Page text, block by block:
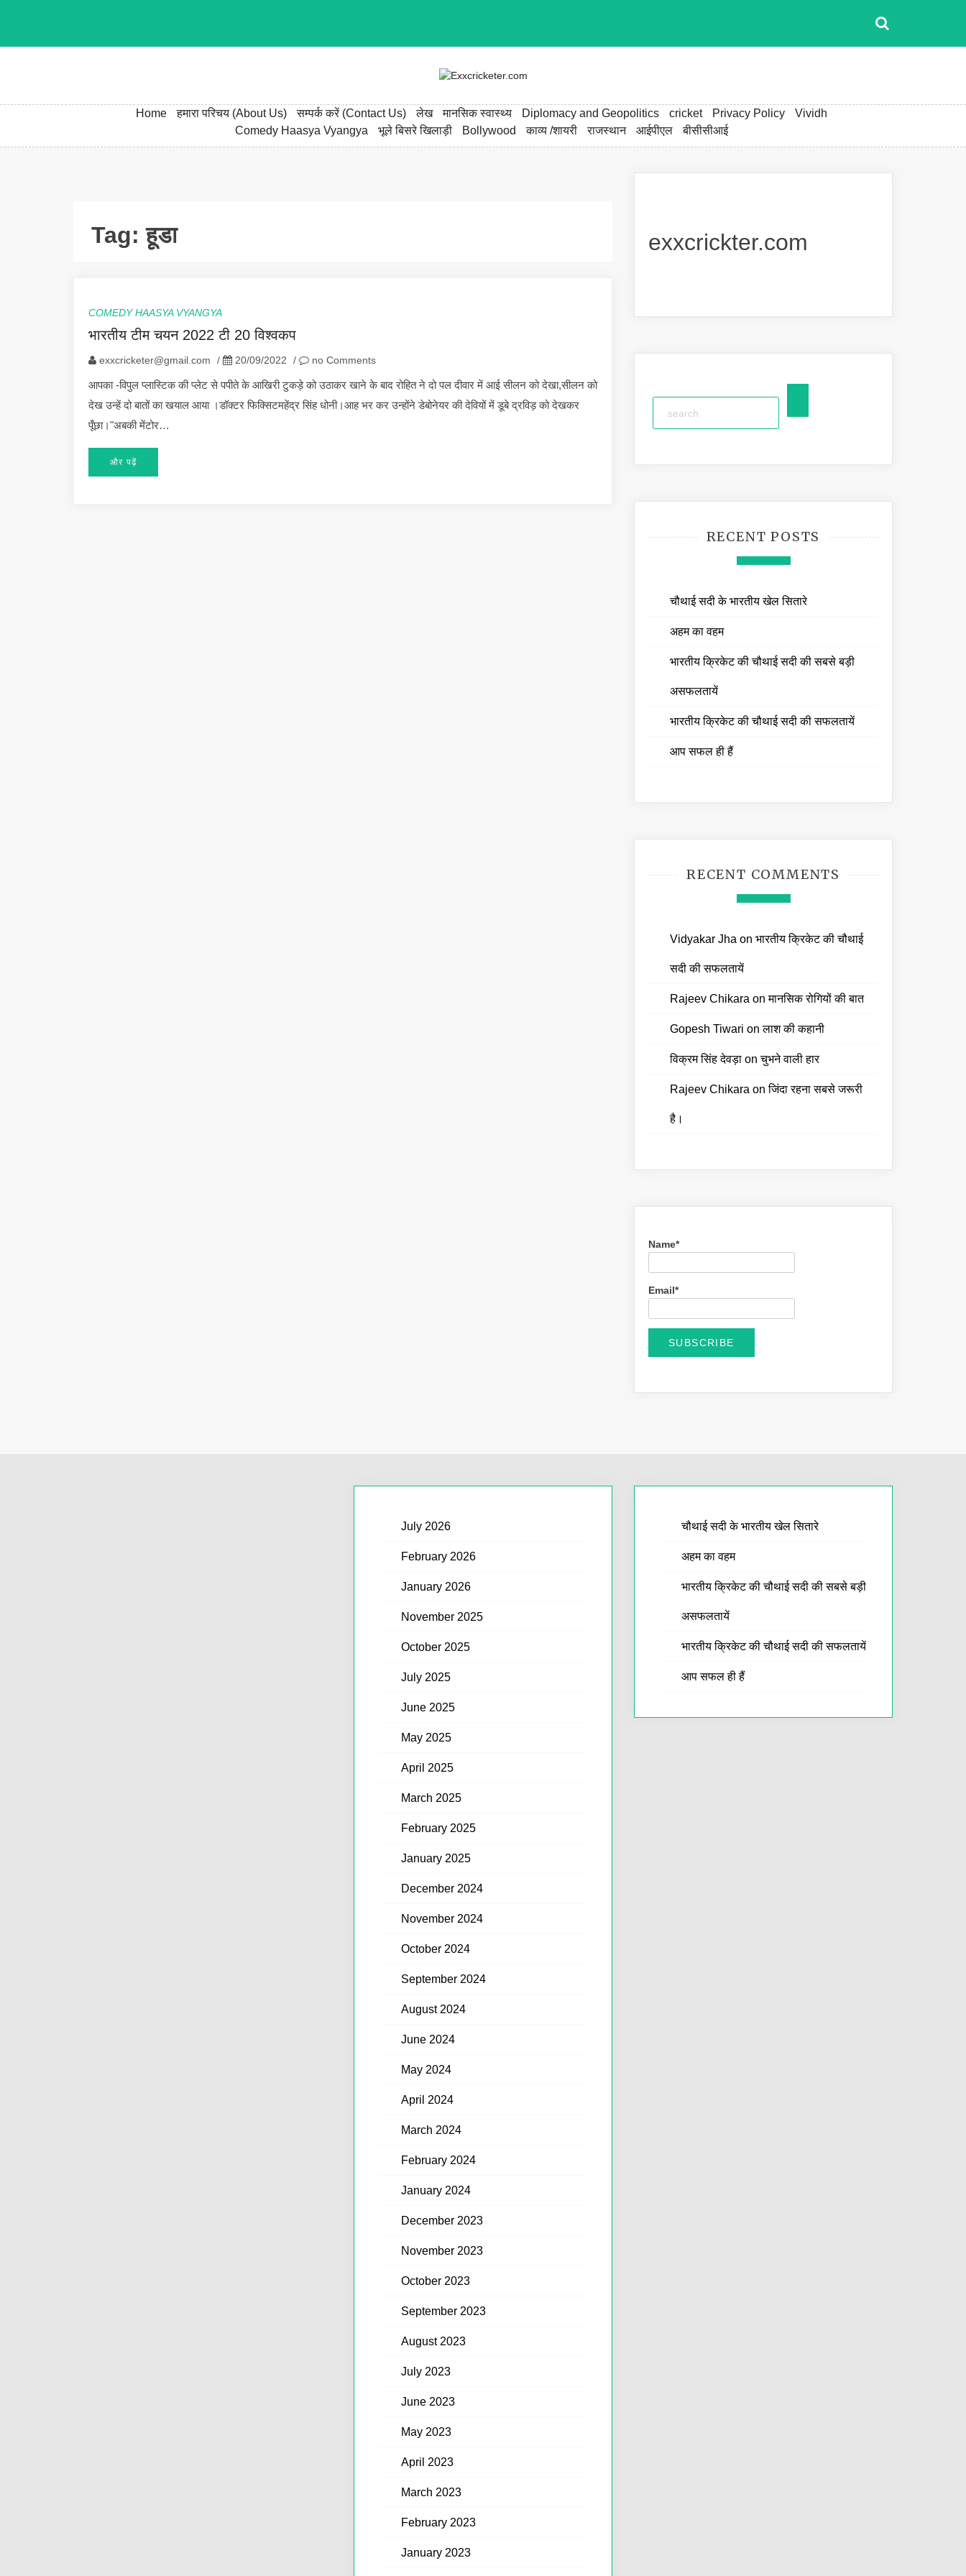
Home हमारा परिचय (About Us) सम्पर्क करें (Contact Us) लेख मानसिक स्वास्थ्य Diplomacy and Geopolitics cricket Privacy Policy
Vividh
Comedy Haasya Vyangya
भूले बिसरे खिलाड़ी Bollywood काव्य /शायरी राजस्थान आईपीएल बीसीसीआई
Tag:हूडा
COMEDY HAASYA VYANGYA
भारतीय टीम चयन 2022 टी 20 विश्वकप
exxcricketer@gmail.com / 20/09/2022 / no Comments
आपका -विपुल प्लास्टिक की प्लेट से पपीते के आखिरी टुकड़े को उठाकर खाने के बाद रोहित ने दो पल दीवार में आई सीलन को देखा,सीलन को
देख उन्हें दो बातों का खयाल आया ।डॉक्टर फिक्सिटमहेंद्र सिंह धोनी।आह भर कर उन्होंने डेबोनेयर की देवियों में डूबे द्रविड़ को देखकर
पूँछा।"अबकी मेंटोर…
और पढ़ें
exxcrickter.com
RECENT POSTS
चौथाई सदी के भारतीय खेल सितारे
अहम का वहम
भारतीय क्रिकेट की चौथाई सदी की सबसे बड़ी
असफलतायें
भारतीय क्रिकेट की चौथाई सदी की सफलतायें
आप सफल ही हैं
RECENT COMMENTS
Vidyakar Jha on भारतीय क्रिकेट की चौथाई
सदी की सफलतायें
Rajeev Chikara onमानसिक रोगियों की बात
Gopesh Tiwari onलाश की कहानी
विक्रम सिंह देवड़ा onचुभने वाली हार
Rajeev Chikara onजिंदा रहना सबसे जरूरी
है।
Name*
Email*
July 2026
February 2026
January 2026
November 2025
October 2025
July 2025
June 2025
May 2025
April 2025
March 2025
February 2025
January 2025
December 2024
November 2024
October 2024
September 2024
August 2024
June 2024
May 2024
April 2024
March 2024
February 2024
January 2024
December 2023
November 2023
October 2023
September 2023
August 2023
July 2023
June 2023
May 2023
April 2023
March 2023
February 2023
January 2023
चौथाई सदी के भारतीय खेल सितारे
अहम का वहम
भारतीय क्रिकेट की चौथाई सदी की सबसे बड़ी
असफलतायें
भारतीय क्रिकेट की चौथाई सदी की सफलतायें
आप सफल ही हैं